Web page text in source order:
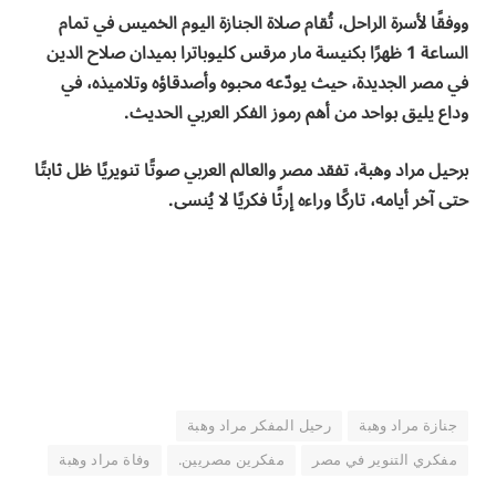
ووفقًا لأسرة الراحل، تُقام صلاة الجنازة اليوم الخميس في تمام
الساعة 1 ظهرًا بكنيسة مار مرقس كليوباترا بميدان صلاح الدين
في مصر الجديدة، حيث يودّعه محبوه وأصدقاؤه وتلاميذه، في
وداع يليق بواحد من أهم رموز الفكر العربي الحديث.
برحيل مراد وهبة، تفقد مصر والعالم العربي صوتًا تنويريًا ظل ثابتًا
حتى آخر أيامه، تاركًا وراءه إرثًا فكريًا لا يُنسى.
جنازة مراد وهبة
رحيل المفكر مراد وهبة
مفكري التنوير في مصر
مفكرين مصريين. وفاة مراد وهبة